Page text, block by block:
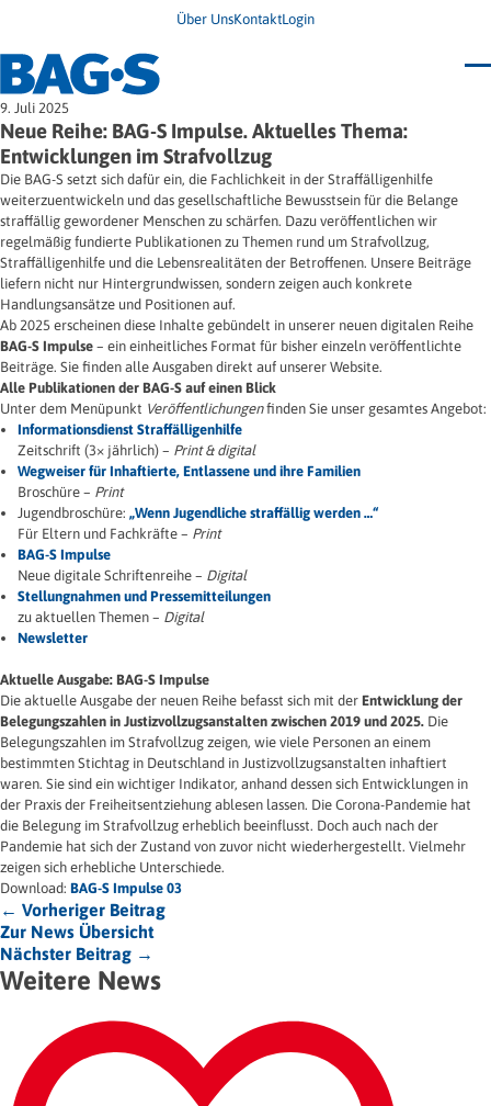
Über UnsKontaktLogin
Bundestagung 2026
Wo finde ich Hilfe?
News
Termine
Veröffentlichungen
Infodienst
Wegweiser
Jugendbroschüre
Impulse
Presse & Stellungnahmen
Newsletter
Unsere Themen
Angehörige
Ersatzfreiheitsstrafe
Freie Straffälligenhilfe
Gesundheit
Migration
Frauen
Wohnen
9. Juli 2025
Neue Reihe: BAG-S Impulse. Aktuelles Thema:
Entwicklungen im Strafvollzug
Die BAG-S setzt sich dafür ein, die Fachlichkeit in der Straffälligenhilfe
weiterzuentwickeln und das gesellschaftliche Bewusstsein für die Belange
straffällig gewordener Menschen zu schärfen. Dazu veröffentlichen wir
regelmäßig fundierte Publikationen zu Themen rund um Strafvollzug,
Straffälligenhilfe und die Lebensrealitäten der Betroffenen. Unsere Beiträge
liefern nicht nur Hintergrundwissen, sondern zeigen auch konkrete
Handlungsansätze und Positionen auf.
Ab 2025 erscheinen diese Inhalte gebündelt in unserer neuen digitalen Reihe
BAG-S Impulse – ein einheitliches Format für bisher einzeln veröffentlichte
Beiträge. Sie finden alle Ausgaben direkt auf unserer Website.
Alle Publikationen der BAG-S auf einen Blick
Unter dem Menüpunkt Veröffentlichungenfinden Sie unser gesamtes Angebot:
Informationsdienst Straffälligenhilfe
Zeitschrift (3× jährlich) – Print & digital
Wegweiser für Inhaftierte, Entlassene und ihre Familien
Broschüre – Print
Jugendbroschüre: „Wenn Jugendliche straffällig werden …“
Für Eltern und Fachkräfte – Print
BAG-S Impulse
Neue digitale Schriftenreihe – Digital
Stellungnahmen und Pressemitteilungen
zu aktuellen Themen – Digital
Newsletter
Aktuelle Ausgabe: BAG-S Impulse
Die aktuelle Ausgabe der neuen Reihe befasst sich mit der Entwicklung der
Belegungszahlen in Justizvollzugsanstalten zwischen 2019 und 2025. Die
Belegungszahlen im Strafvollzug zeigen, wie viele Personen an einem
bestimmten Stichtag in Deutschland in Justizvollzugsanstalten inhaftiert
waren. Sie sind ein wichtiger Indikator, anhand dessen sich Entwicklungen in
der Praxis der Freiheitsentziehung ablesen lassen. Die Corona-Pandemie hat
die Belegung im Strafvollzug erheblich beeinflusst. Doch auch nach der
Pandemie hat sich der Zustand von zuvor nicht wiederhergestellt. Vielmehr
zeigen sich erhebliche Unterschiede.
Download: BAG-S Impulse 03
← Vorheriger Beitrag
Zur News Übersicht
Nächster Beitrag →
Weitere News